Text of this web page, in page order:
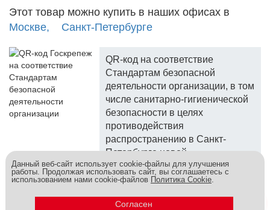
Этот товар можно купить в наших офисах в
Москве,
Санкт-Петербурге
QR-код на соответствие
Стандартам безопасной
деятельности организации, в том
числе санитарно-гигиенической
безопасности в целях
противодействия
распространению в Санкт-
Петербурге новой
коронавирусной инфекции.
Метизы и крепеж оптом - это к нам! © 2026
Данный веб-сайт использует cookie-файлы для улучшения
работы. Продолжая использовать сайт, вы соглашаетесь с
использованием нами cookie-файлов Политика Cookie.
Согласен